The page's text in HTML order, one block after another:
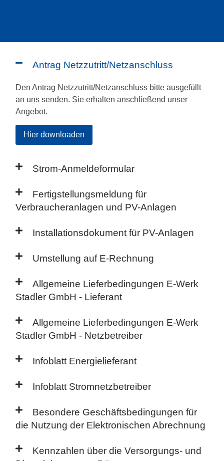
Antrag Netzzutritt/Netzanschluss
Den Antrag Netzzutritt/Netzanschluss bitte ausgefüllt
an uns senden. Sie erhalten anschließend unser
Angebot.
Hier downloaden
Strom-Anmeldeformular
Fertigstellungsmeldung für
Verbraucheranlagen und PV-Anlagen
Installationsdokument für PV-Anlagen
Umstellung auf E-Rechnung
Allgemeine Lieferbedingungen E-Werk
Stadler GmbH - Lieferant
Allgemeine Lieferbedingungen E-Werk
Stadler GmbH - Netzbetreiber
Infoblatt Energielieferant
Infoblatt Stromnetzbetreiber
Besondere Geschäftsbedingungen für
die Nutzung der Elektronischen Abrechnung
Kennzahlen über die Versorgungs- und